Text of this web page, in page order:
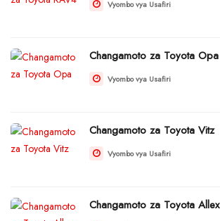
Vyombo vya Usafiri
Changamoto za Toyota Opa
Vyombo vya Usafiri
Changamoto za Toyota Vitz
Vyombo vya Usafiri
Changamoto za Toyota Allex